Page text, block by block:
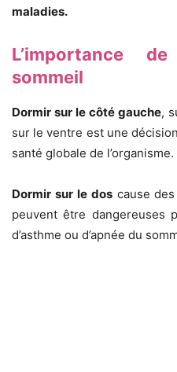
maladies.
L’importance
sommeil
Dormir sur le côté gauche,
sur le ventre est une
santé globale de l’organisme.
Dormir sur le doscause
peuvent être dangereuses
d’asthme ou d’apnée du